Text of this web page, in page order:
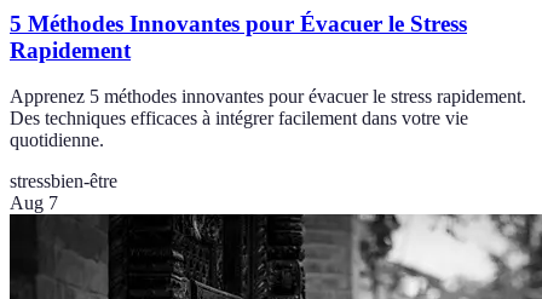
5 Méthodes Innovantes pour Évacuer le Stress
Rapidement
Apprenez 5 méthodes innovantes pour évacuer le stress rapidement.
Des techniques efficaces à intégrer facilement dans votre vie
quotidienne.
stressbien-être
Aug 7